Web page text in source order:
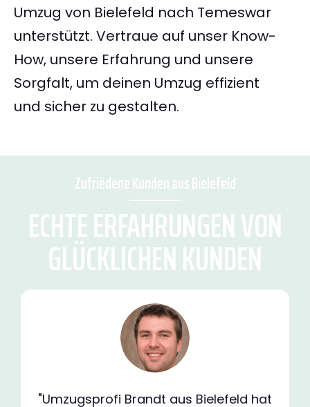
Umzug von Bielefeld nach Temeswar
unterstützt. Vertraue auf unser Know-
How, unsere Erfahrung und unsere
Sorgfalt, um deinen Umzug effizient
und sicher zu gestalten.
Zufriedene Kunden aus Bielefeld
ECHTE ERFAHRUNGEN VON
GLÜCKLICHEN KUNDEN
"Umzugsprofi Brandt aus Bielefeld hat